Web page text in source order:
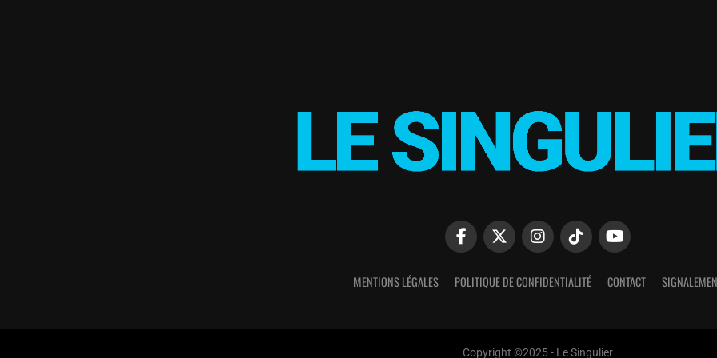
MENTIONS LÉGALES POLITIQUE DE CONFIDENTIALITÉ CONTACT
Copyright ©2025 - Le Singulier